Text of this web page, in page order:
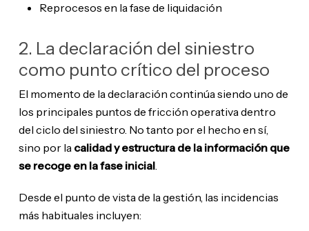
Reprocesos en la fase de liquidación
2. La declaración del siniestro
como punto crítico del proceso
El momento de la declaración continúa siendo uno de
los principales puntos de fricción operativa dentro
del ciclo del siniestro. No tanto por el hecho en sí,
sino por la calidad y estructura de la información que
se recoge en la fase inicial.
Desde el punto de vista de la gestión, las incidencias
más habituales incluyen: